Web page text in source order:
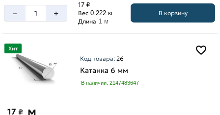
– +
17 ₽
Вес 0.222 кг
Длина 1 м
В корзину
Хит
Код товара: 26
Катанка 6 мм
В наличии: 2147483647
17 ₽ м